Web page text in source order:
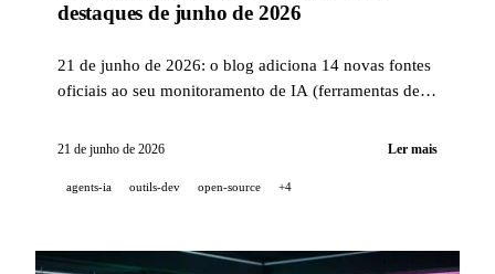
destaques de junho de 2026
21 de junho de 2026: o blog adiciona 14 novas fontes
oficiais ao seu monitoramento de IA (ferramentas de
de junho: Devin Desktop sucede o Windsurf, Warp
DeltaDB, Replit reforça a segurança.
21 de junho de 2026 Ler mais
agents-ia outils-dev open-source +4